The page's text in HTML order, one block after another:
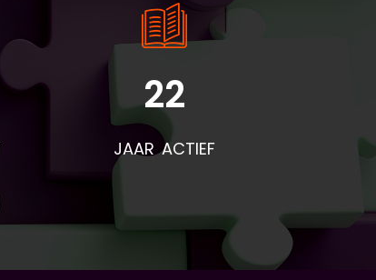
22
JAAR ACTIEF